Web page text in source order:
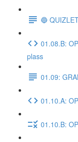
🔵
01.08.B:
plass
01.09:
01.10.A:
01.10.B: